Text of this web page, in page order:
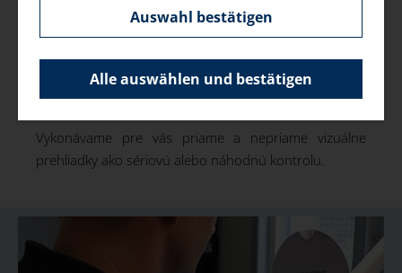
násobným zväčšením. Týmto spôsobom dokážeme
zistiť takmer všetky chyby materiálu na povrchu
obrobkov. Ručíme za kvalitu skúšky a kompletnú
digitálnu dokumentáciu chýb dokladujeme aj
Vykonávame pre vás priame a nepriame vizuálne
prehliadky ako sériovú alebo náhodnú kontrolu.
Auswahl bestätigen
Alle auswählen und bestätigen